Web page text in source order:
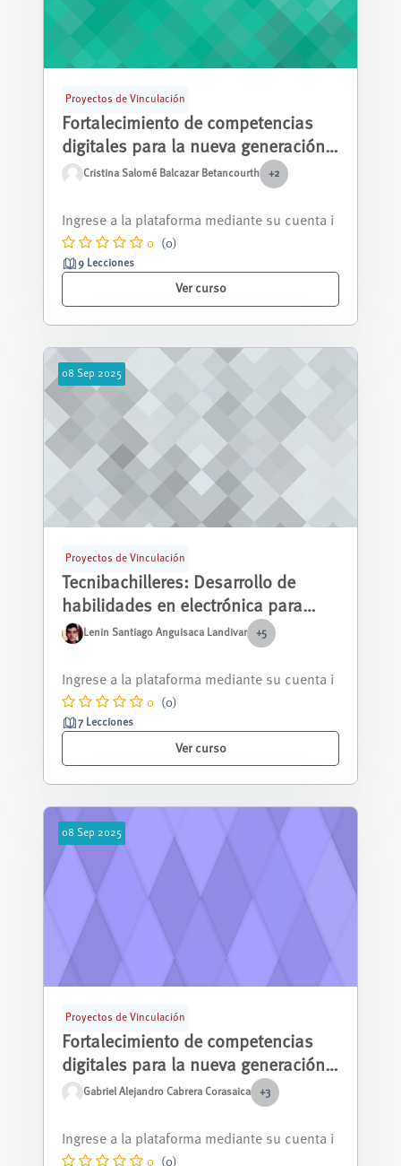
Proyectos de Vinculación
Fortalecimiento de competencias
digitales para la nueva generación
de estudiantes de bachillerato en
unidades educativas fiscales de
Cuenca - Segundo Año
Cristina Salomé Balcazar Betancourth +2
óvenes que deseen desarrollar habi...
0 (0)
9 Lecciones
Ver curso
08 Sep 2025
Proyectos de Vinculación
Tecnibachilleres: Desarrollo de
habilidades en electrónica para
estudiantes de bachillerato en
Cuenca
Lenin Santiago Anguisaca Landivar +5
es una introducción práctica al m...
0 (0)
7 Lecciones
Ver curso
08 Sep 2025
Proyectos de Vinculación
Fortalecimiento de competencias
digitales para la nueva generación
de estudiantes de bachillerato en
Cuenca
Gabriel Alejandro Cabrera Corasaica +3
óvenes que deseen desarrollar habi...
0 (0)